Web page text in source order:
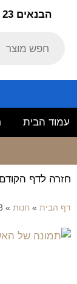
הבנאים 23 , אשדוד
עמוד הבית
חזרה לדף
דף הבית » חנות »
2673